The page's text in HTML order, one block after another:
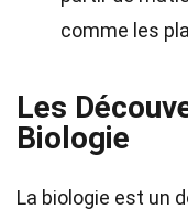
comme les
Les
Biologie
La biologie est un